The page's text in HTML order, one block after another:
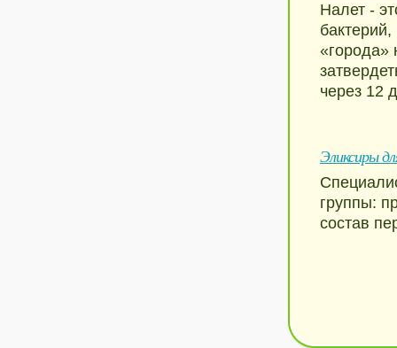
Налет -
«города»
через 12
Эликсиры
группы:
состав